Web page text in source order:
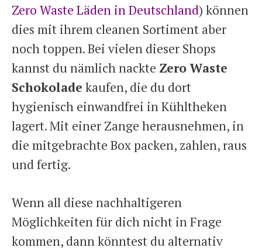
Zero Waste Läden in Deutschland) können
dies mit ihrem cleanen Sortiment aber
noch toppen. Bei vielen dieser Shops
kannst du nämlich nackte Zero Waste
Schokolade kaufen, die du dort
hygienisch einwandfrei in Kühltheken
lagert. Mit einer Zange herausnehmen, in
die mitgebrachte Box packen, zahlen, raus
und fertig.
Wenn all diese nachhaltigeren
Möglichkeiten für dich nicht in Frage
kommen, dann könntest du alternativ